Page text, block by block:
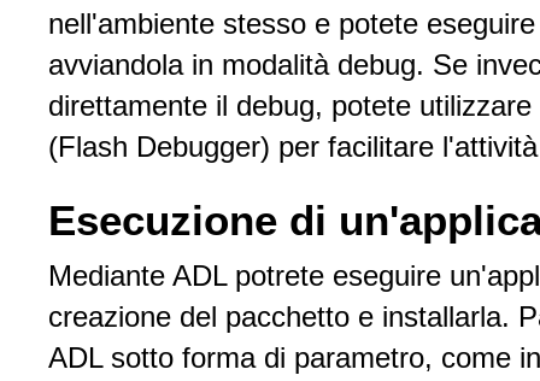
nell'ambiente stesso e potete
avviandola in modalità debug. Se
direttamente il debug, potete
(Flash Debugger) per facilitare
Esecuzione di
Mediante ADL potrete eseguire
creazione del pacchetto e installarla.
ADL sotto forma di parametro, come